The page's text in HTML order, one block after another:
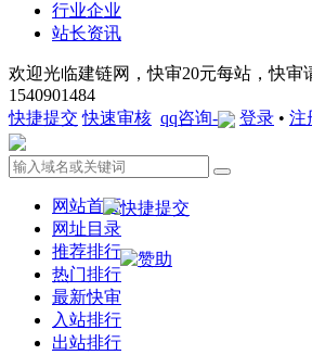
行业企业
站长资讯
欢迎光临建链网，快审20元每站，快审
1540901484
快捷提交 快速审核 qq咨询- 登录 • 注
网站首页
网址目录
推荐排行
热门排行
最新快审
入站排行
出站排行